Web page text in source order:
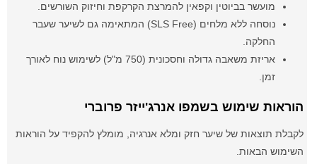
מועשר בביוטין וקפאין להמרצת הקרקפת וחיזוק השורשים.
נוסחה ללא מלחים (SLS Free) המתאימה גם לשיער שעבר
החלקה.
אריזת משאבה גדולה וחסכונית (750 מ"ל) לשימוש נוח לאורך
זמן.
הוראות שימוש בשמפו אנרג'ייזר פרוברי
לקבלת תוצאות של שיער חזק ומלא אנרגיה, מומלץ להקפיד על הוראות
השימוש הבאות.